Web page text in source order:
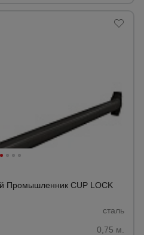
Промышленник CUP LOCK
сталь
0,75 м.